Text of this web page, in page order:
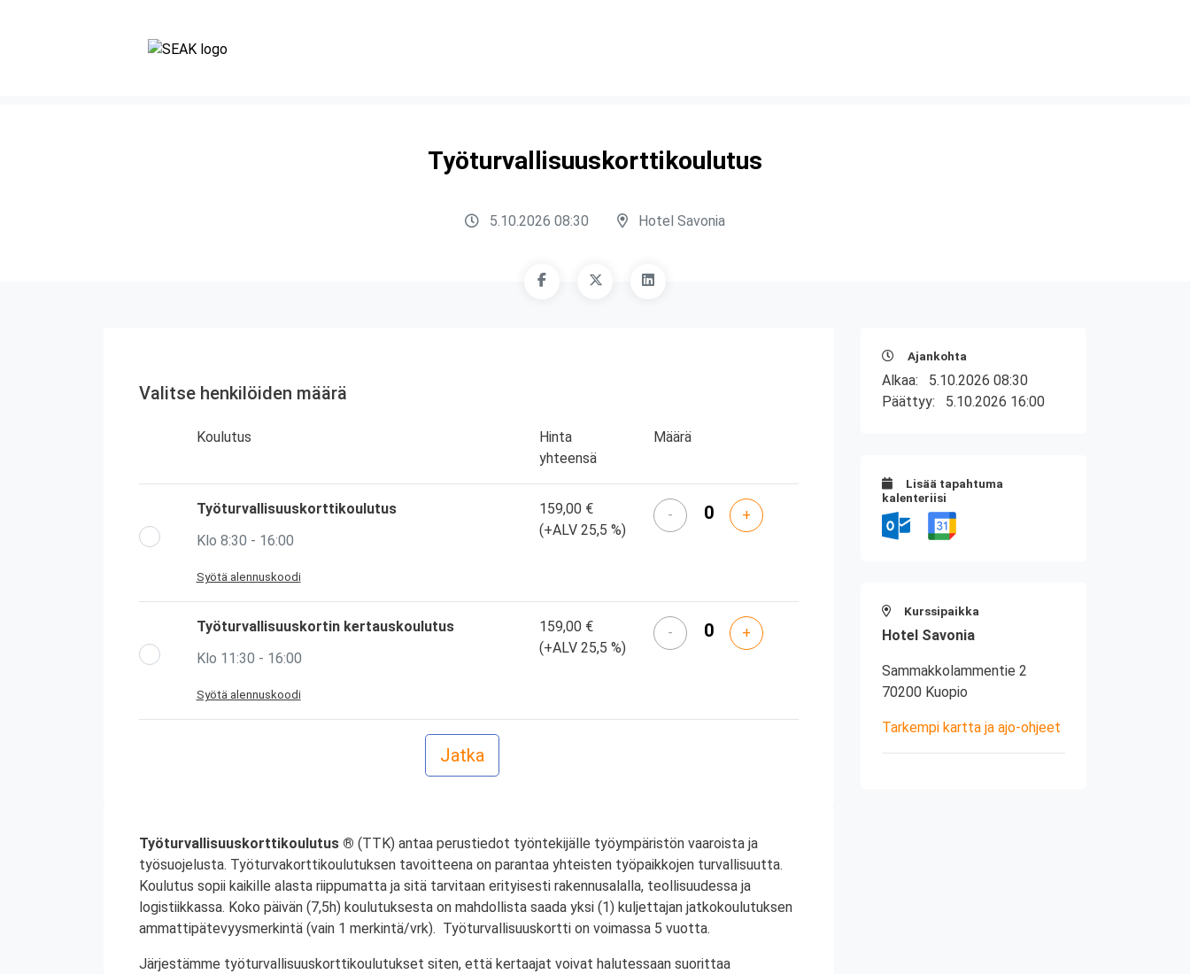
Työturvallisuuskorttikoulutus
5.10.2026 08:30 Hotel Savonia
Valitse henkilöiden määrä
Koulutus
Hinta
yhteensä
Määrä
Työturvallisuuskorttikoulutus
Klo 8:30 - 16:00
Syötä alennuskoodi
159,00 €
(+ALV 25,5 %)
- +
Työturvallisuuskortin kertauskoulutus
Klo 11:30 - 16:00
Syötä alennuskoodi
159,00 €
(+ALV 25,5 %)
- +
Työturvallisuuskorttikoulutus ® (TTK) antaa perustiedot työntekijälle työympäristön vaaroista ja
työsuojelusta. Työturvakorttikoulutuksen tavoitteena on parantaa yhteisten työpaikkojen turvallisuutta.
Koulutus sopii kaikille alasta riippumatta ja sitä tarvitaan erityisesti rakennusalalla, teollisuudessa ja
logistiikkassa. Koko päivän (7,5h) koulutuksesta on mahdollista saada yksi (1) kuljettajan jatkokoulutuksen
ammattipätevyysmerkintä (vain 1 merkintä/vrk). Työturvallisuuskortti on voimassa 5 vuotta.
Järjestämme työturvallisuuskorttikoulutukset siten, että kertaajat voivat halutessaan suorittaa
Ajankohta
Alkaa: 5.10.2026 08:30
Päättyy: 5.10.2026 16:00
Lisää tapahtuma
kalenteriisi
Kurssipaikka
Hotel Savonia
Sammakkolammentie 2
70200 Kuopio
Tarkempi kartta ja ajo-ohjeet